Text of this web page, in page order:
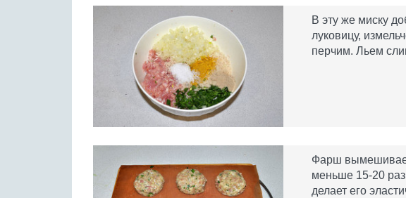
В эту же миску
луковицу,
перчим. Льем
Фарш
меньше 15-20
делает его